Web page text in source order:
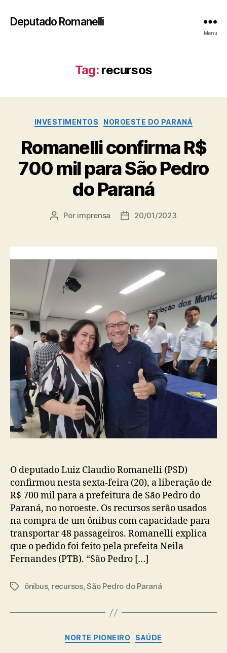
Deputado Romanelli
Menu
Tag: recursos
Categorias
INVESTIMENTOS NOROESTE DO PARANÁ
Romanelli confirma R$
700 mil para São Pedro
do Paraná
Autor
Por imprensa
Data20/01/2023
O deputado Luiz Claudio Romanelli (PSD)
confirmou nesta sexta-feira (20), a liberação de
R$ 700 mil para a prefeitura de São Pedro do
Paraná, no noroeste. Os recursos serão usados
na compra de um ônibus com capacidade para
transportar 48 passageiros. Romanelli explica
que o pedido foi feito pela prefeita Neila
Fernandes (PTB). “São Pedro […]
Tagsônibus, recursos,São Pedro do Paraná
Categorias
NORTE PIONEIRO SAÚDE